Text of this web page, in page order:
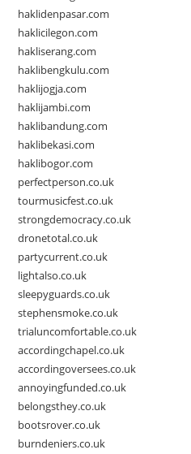
haklidenpasar.com
haklicilegon.com
hakliserang.com
haklibengkulu.com
haklijogja.com
haklijambi.com
haklibandung.com
haklibekasi.com
haklibogor.com
perfectperson.co.uk
tourmusicfest.co.uk
strongdemocracy.co.uk
dronetotal.co.uk
partycurrent.co.uk
lightalso.co.uk
sleepyguards.co.uk
stephensmoke.co.uk
trialuncomfortable.co.uk
accordingchapel.co.uk
accordingoversees.co.uk
annoyingfunded.co.uk
belongsthey.co.uk
bootsrover.co.uk
burndeniers.co.uk